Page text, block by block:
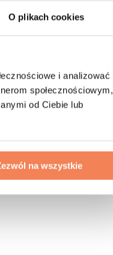
O plikach cookies
i analizować
społecznościowym,
od Ciebie lub
na wszystkie